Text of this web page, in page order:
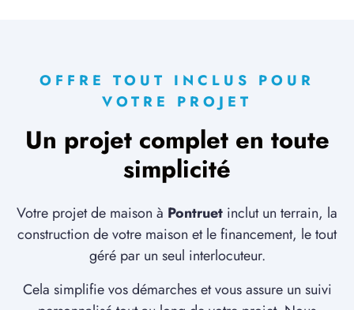
OFFRE TOUT INCLUS POUR
VOTRE PROJET
Un projet complet en toute
simplicité
Votre projet de maison à Pontruet inclut un terrain, la
construction de votre maison et le financement, le tout
géré par un seul interlocuteur.
Cela simplifie vos démarches et vous assure un suivi